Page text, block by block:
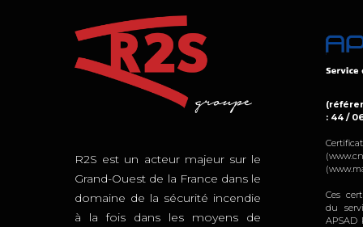
R2S est un acteur majeur sur le
Grand-Ouest de la France dans le
domaine de la sécurité incendie
à la fois dans les moyens de
: 44 /
Ces
du
APSAD